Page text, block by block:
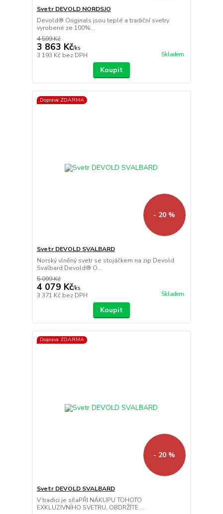
Svetr DEVOLD NORDSJO
Devold® Originals jsou teplé a tradiční svetry
vyrobené ze 100%...
4 599 Kč
3 863 Kč/ks
3 193 Kč bez DPH Skladem
Koupit
Doprava ZDARMA
- 20 %
Svetr DEVOLD SVALBARD
Norský vlněný svetr se stojáčkem na zip Devold
Svalbard Devold® O...
5 099 Kč
4 079 Kč/ks
3 371 Kč bez DPH Skladem
Koupit
Doprava ZDARMA
- 20 %
Svetr DEVOLD SVALBARD
V tradici je sílaPŘI NÁKUPU TOHOTO
EXKLUZIVNÍHO SVETRU, OBDRŽÍTE ...